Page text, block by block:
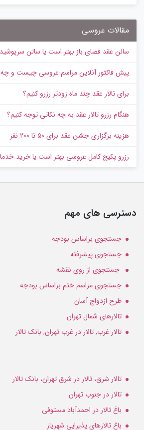
مقالات عروسی
سالن عقد فضای باز بهتر است یا سالن
پیش‌ فاکتور آنلاین مراسم عروسی چیست و
برای تالار عقد چند ماه زودتر رزرو کنیم؟
هنگام رزرو تالار عقد به چه نکاتی توجه کنیم؟
هزینه برگزاری جشن عقد برای ۵۰ تا ۲۰۰ نفر
رزرو پکیج کامل عروسی بهتر است یا خرید
دسترسی های مهم
جستجوی براساس بودجه
جستجوی پیشرفته
جستجوی از روی نقشه
جستجوی مراسم ختم براساس بودجه
طرح ازدواج آسان
تالارهای شمال تهران
تالار غرب, تالار در غرب تهران, بانک تالار
تالار شرق، تالار در شرق تهران، بانک تالار
تالار در جنوب تهران
باغ تالار در احمدآباد مستوفی
باغ تالارهای پذیرایی شهریار